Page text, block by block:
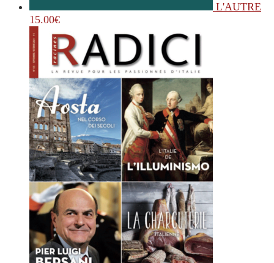
L'AUTRE
15.00€